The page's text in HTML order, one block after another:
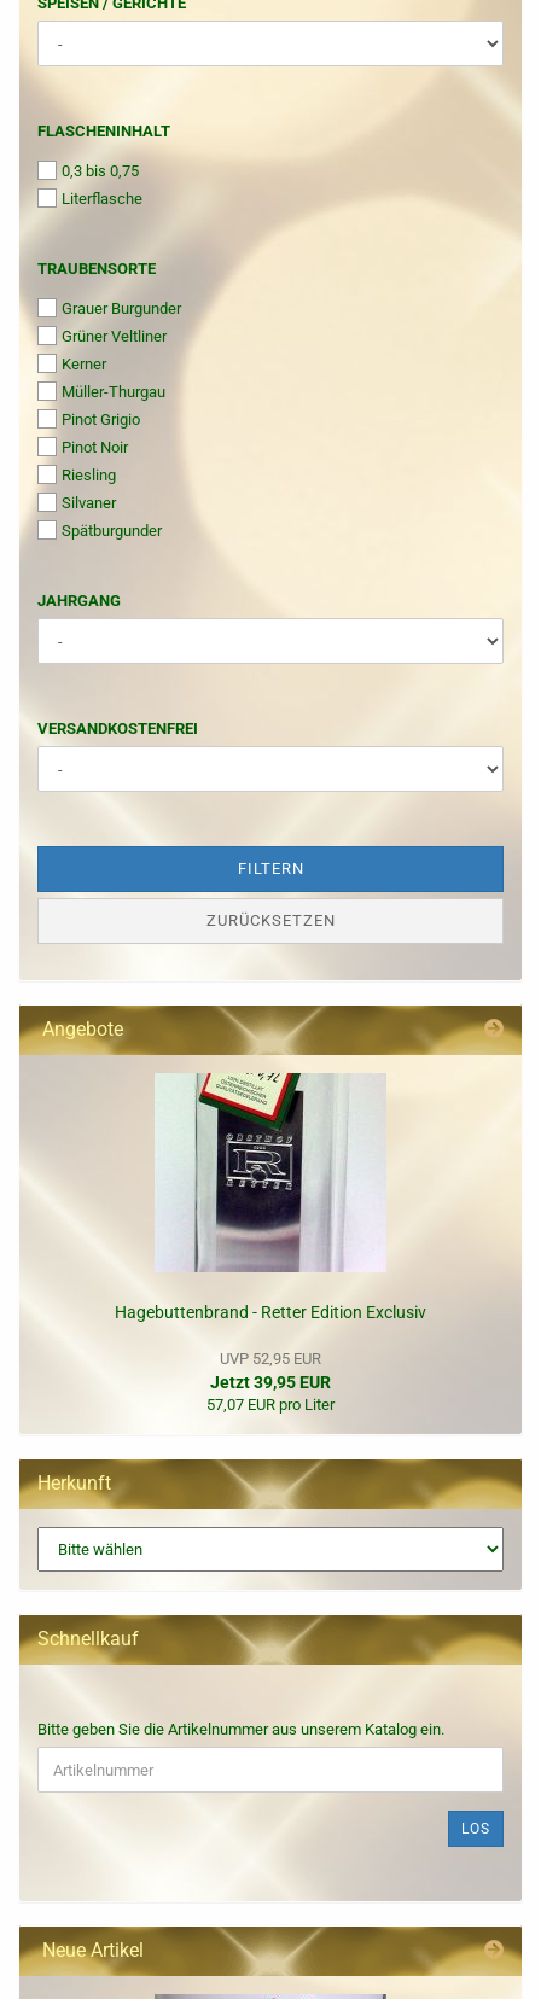
/
GERICHTE
FLASCHENINHALT
FLASCHENINHALT
0,3 bis 0,75
Literflasche
TRAUBENSORTE
TRAUBENSORTE
Grauer Burgunder
Grüner Veltliner
Kerner
Müller-Thurgau
Pinot Grigio
Pinot Noir
Riesling
Silvaner
Spätburgunder
JAHRGANG
JAHRGANG
VERSANDKOSTENFREI
VERSANDKOSTENFREI
FILTERN
ZURÜCKSETZEN
Angebote
Hagebuttenbrand - Retter Edition Exclusiv
UVP 52,95 EUR
Jetzt 39,95 EUR
57,07 EUR pro Liter
Herkunft
Schnellkauf
BITTE
GEBEN
SIE
DIE
EIN.
Bitte geben Sie die Artikelnummer aus unserem Katalog ein.
LOS
Neue Artikel